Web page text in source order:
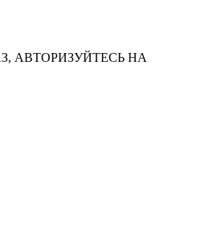
АВТОРИЗУЙТЕСЬ НА